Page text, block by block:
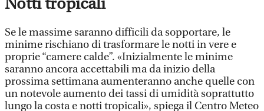
Notti tropicali
Se le massime saranno difficili da sopportare, le
minime rischiano di trasformare le notti in vere e
proprie “camere calde”. «Inizialmente le minime
saranno ancora accettabili ma da inizio della
prossima settimana aumenteranno anche quelle con
un notevole aumento dei tassi di umidità soprattutto
lungo la costa e notti tropicali», spiega il Centro Meteo